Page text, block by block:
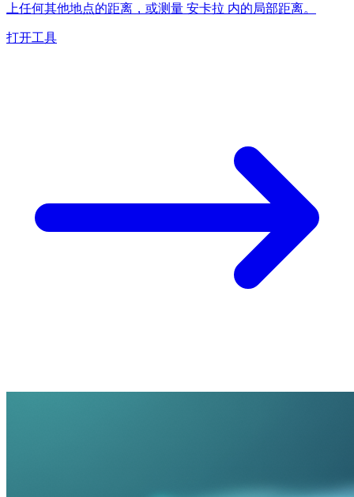
上任何其他地点的距离，或测量 安卡拉 内的局部距离。
打开工具